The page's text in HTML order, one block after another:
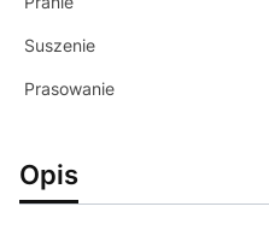
Suszenie
Prasowanie
Opis